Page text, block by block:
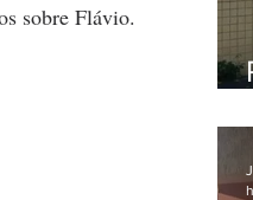
sobre Flávio.